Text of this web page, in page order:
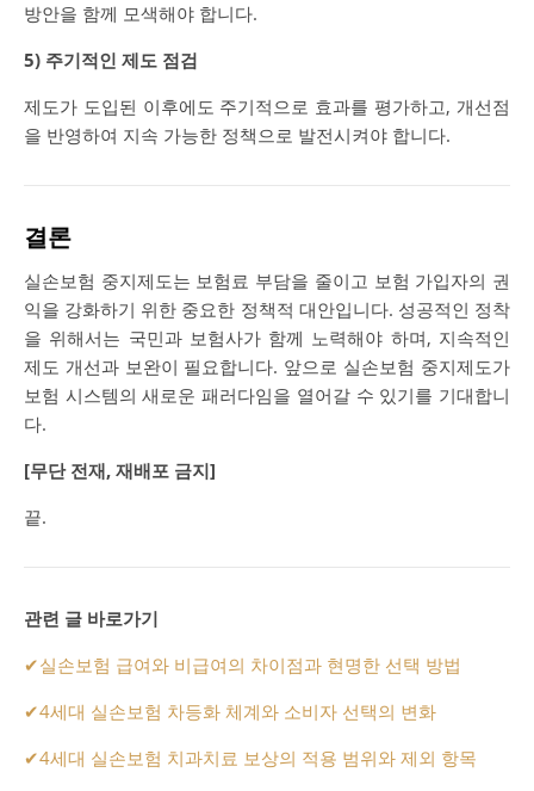
방안을 함께 모색해야 합니다.
5) 주기적인 제도 점검
제도가 도입된 이후에도 주기적으로 효과를 평가하고, 개선점
을 반영하여 지속 가능한 정책으로 발전시켜야 합니다.
결론
실손보험 중지제도는 보험료 부담을 줄이고 보험 가입자의 권
익을 강화하기 위한 중요한 정책적 대안입니다. 성공적인 정착
을 위해서는 국민과 보험사가 함께 노력해야 하며, 지속적인
제도 개선과 보완이 필요합니다. 앞으로 실손보험 중지제도가
보험 시스템의 새로운 패러다임을 열어갈 수 있기를 기대합니
다.
[무단 전재, 재배포 금지]
끝.
관련 글 바로가기
✔실손보험 급여와 비급여의 차이점과 현명한 선택 방법
✔4세대 실손보험 차등화 체계와 소비자 선택의 변화
✔4세대 실손보험 치과치료 보상의 적용 범위와 제외 항목